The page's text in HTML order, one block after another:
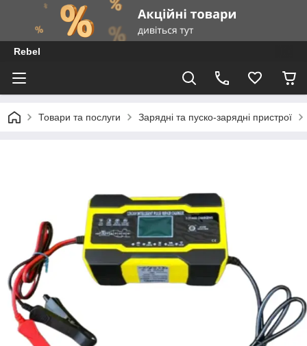
Rebel
Товари та послуги Зарядні та пуско-зарядні пристрої